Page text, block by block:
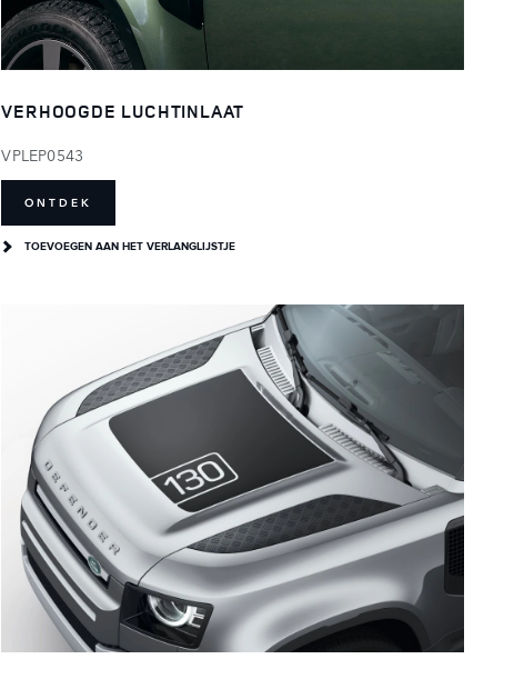
VERHOOGDE LUCHTINLAAT
VPLEP0543
ONTDEK
TOEVOEGEN AAN HET VERLANGLIJSTJE